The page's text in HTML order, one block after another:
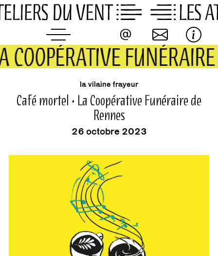
Skip
to
COOPÉRATIVE
buvette
événement
la vilaine frayeur
Café mortel • La Coopérative Funéraire de
Rennes
26 octobre 2023